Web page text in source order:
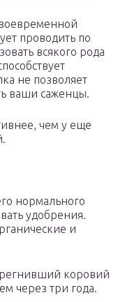
проводить по
всякого рода
не позволяет
ваши саженцы.
чем у еще
нормального
удобрения.
и
коровий
через три года.